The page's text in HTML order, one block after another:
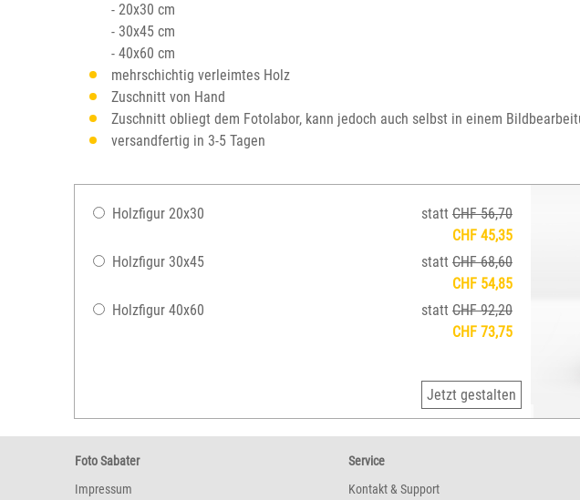
- 20x30 cm
- 30x45 cm
- 40x60 cm
mehrschichtig verleimtes Holz
Zuschnitt von Hand
Zuschnitt obliegt dem Fotolabor, kann jedoch auch selbst in einem
versandfertig in 3-5 Tagen
Holzfigur 20x30 statt CHF 56,70
CHF 45,35
Holzfigur 30x45
statt CHF 68,60
CHF 54,85
Holzfigur 40x60
statt CHF 92,20
CHF 73,75
Jetzt gestalten
Foto Sabater
Impressum
Service
Kontakt & Support